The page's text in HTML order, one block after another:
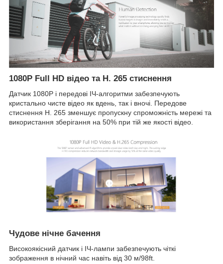
1080P Full HD відео та H. 265 стиснення
Датчик 1080P і передові ІЧ-алгоритми забезпечують
кристально чисте відео як вдень, так і вночі. Передове
стиснення H. 265 зменшує пропускну спроможність мережі та
використання зберігання на 50% при тій же якості відео.
Чудове нічне бачення
Високоякісний датчик і ІЧ-лампи забезпечують чіткі
зображення в нічний час навіть від 30 м/98ft.